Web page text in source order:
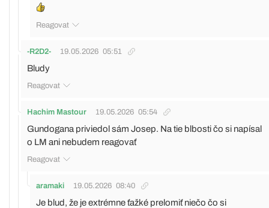
Reagovat
-R2D2- 19.05.2026 05:51
Bludy
Reagovat
Hachim Mastour 19.05.2026 05:54
Gundogana priviedol sám Josep. Na tie blbosti čo si napísal
o LM ani nebudem reagovať
Reagovat
aramaki 19.05.2026 08:40
Je blud, že je extrémne ťažké prelomiť niečo čo si